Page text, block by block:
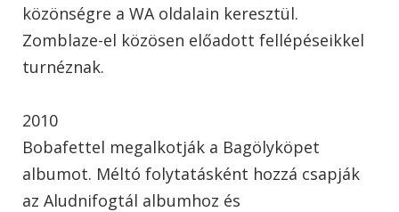
közönségre a WA oldalain keresztül.
Zomblaze-el közösen előadott fellépéseikkel
turnéznak.
2010
Bobafettel megalkotják a Bagölyköpet
albumot. Méltó folytatásként hozzá csapják
az Aludnifogtál albumhoz és